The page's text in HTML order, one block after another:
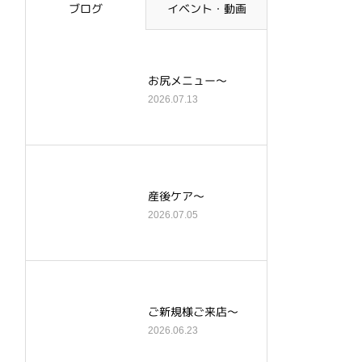
ブログ イベント・動画
お尻メニュー～
2026.07.13
産後ケア～
2026.07.05
ご新規様ご来店～
2026.06.23